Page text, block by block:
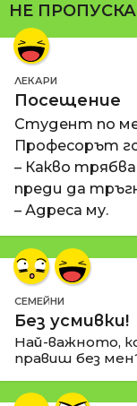
НЕ
ЛЕКАРИ
Посещение
Студент по
Професорът
– Какво
преди да
– Адреса му.
СЕМЕЙНИ
Без усмивки!
Най-важното,
правиш без